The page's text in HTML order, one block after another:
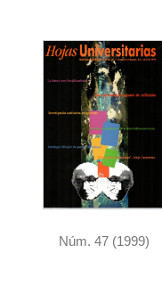
Núm. 47 (1999)